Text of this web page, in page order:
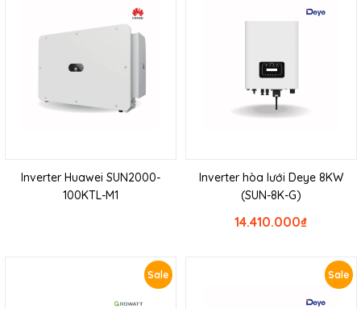
Inverter Huawei SUN2000-
100KTL-M1
Inverter hòa lưới Deye 8KW
(SUN-8K-G)
₫
14.410.000
Sale Sale